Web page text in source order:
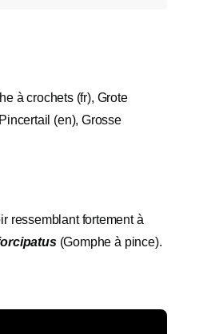
à crochets (fr), Grote
(en), Grosse
ressemblant fortement à
(Gomphe à pince).